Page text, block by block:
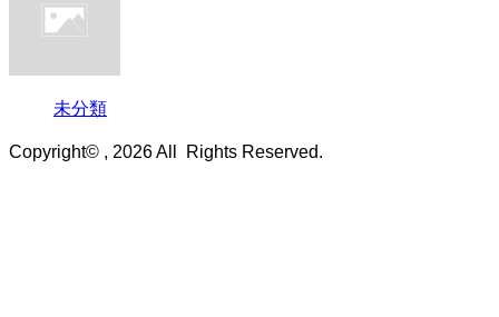
未分類
Copyright© , 2026 All Rights Reserved.